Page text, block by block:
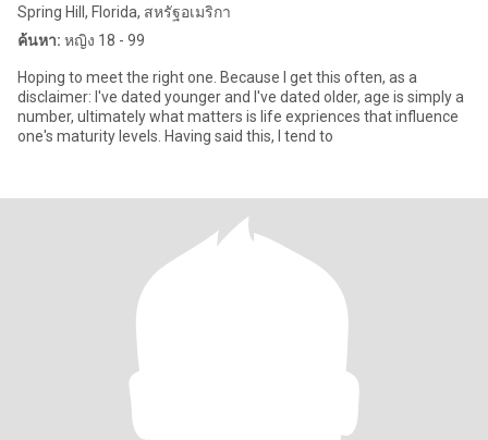
Spring Hill, Florida, สหรัฐอเมริกา
ค้นหา: หญิง 18 - 99
Hoping to meet the right one. Because I get this often, as a
disclaimer: I've dated younger and I've dated older, age is simply a
number, ultimately what matters is life expriences that influence
one's maturity levels. Having said this, I tend to